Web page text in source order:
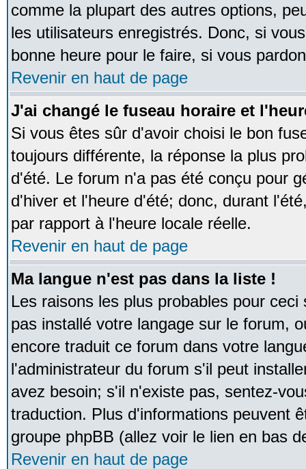
comme la plupart des autres options,
les utilisateurs enregistrés. Donc, si
bonne heure pour le faire, si vous
Revenir en haut de page
J'ai changé le fuseau horaire et
Si vous êtes sûr d'avoir choisi le bon
toujours différente, la réponse la plus
d'été. Le forum n'a pas été conçu pour
d'hiver et l'heure d'été; donc, durant
par rapport à l'heure locale réelle.
Revenir en haut de page
Ma langue n'est pas dans la liste !
Les raisons les plus probables pour
pas installé votre langage sur le forum,
encore traduit ce forum dans votre
l'administrateur du forum s'il peut
avez besoin; s'il n'existe pas, sentez-
traduction. Plus d'informations peuvent
groupe phpBB (allez voir le lien en bas
Revenir en haut de page